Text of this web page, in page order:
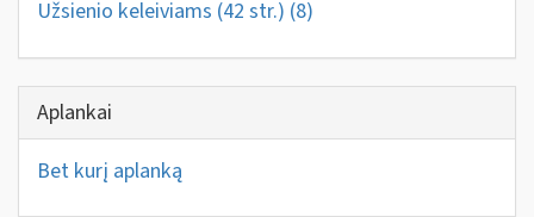
Užsienio keleiviams (42 str.) (8)
Aplankai
Bet kurį aplanką